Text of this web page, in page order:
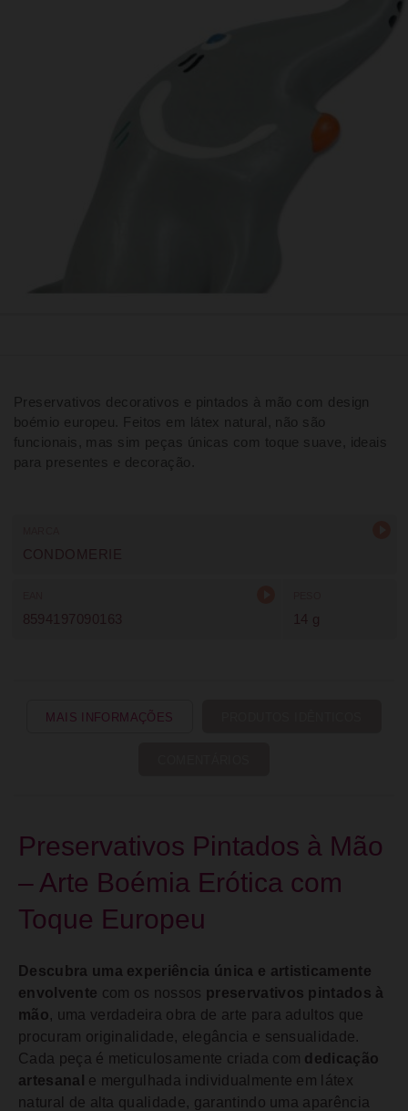
Preservativos decorativos e pintados à mão com design
boémio europeu. Feitos em látex natural, não são
funcionais, mas sim peças únicas com toque suave, ideais
para presentes e decoração.
CONDOMERIE
8594197090163 14 g
MAIS INFORMAÇÕES
Preservativos Pintados à Mão
– Arte Boémia Erótica com
Toque Europeu
Descubra uma experiência única e artisticamente
envolvente com os nossos preservativos pintados à
mão, uma verdadeira obra de arte para adultos que
procuram originalidade, elegância e sensualidade.
Cada peça é meticulosamente criada com dedicação
artesanal
e mergulhada individualmente em látex
natural de alta qualidade, garantindo uma aparência